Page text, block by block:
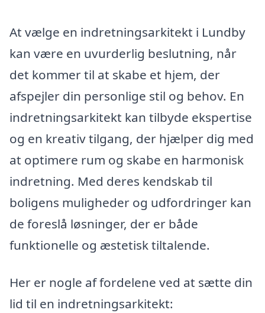
At vælge en indretningsarkitekt i Lundby
kan være en uvurderlig beslutning, når
det kommer til at skabe et hjem, der
afspejler din personlige stil og behov. En
indretningsarkitekt kan tilbyde ekspertise
og en kreativ tilgang, der hjælper dig med
at optimere rum og skabe en harmonisk
indretning. Med deres kendskab til
boligens muligheder og udfordringer kan
de foreslå løsninger, der er både
funktionelle og æstetisk tiltalende.
Her er nogle af fordelene ved at sætte din
lid til en indretningsarkitekt: